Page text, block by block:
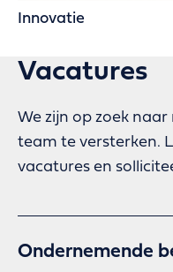
Innovatie
Vacatures
We zijn op zoek
team te versterken.
vacatures en
Ondernemende